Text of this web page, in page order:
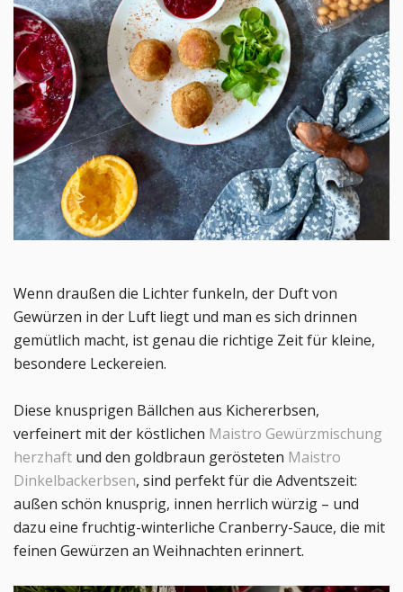
Wenn draußen die Lichter funkeln, der Duft von
Gewürzen in der Luft liegt und man es sich drinnen
gemütlich macht, ist genau die richtige Zeit für kleine,
besondere Leckereien.
Diese knusprigen Bällchen aus Kichererbsen,
verfeinert mit der köstlichen Maistro Gewürzmischung
herzhaft und den goldbraun gerösteten Maistro
Dinkelbackerbsen, sind perfekt für die Adventszeit:
außen schön knusprig, innen herrlich würzig – und
dazu eine fruchtig-winterliche Cranberry-Sauce, die mit
feinen Gewürzen an Weihnachten erinnert.